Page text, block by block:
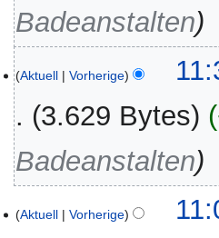
Badeanstalten
Februar
2024
Aktuell Vorherige
3.629 Bytes
Badeanstalten
Aktuell Vorherige